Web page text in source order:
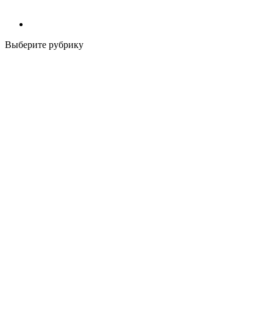
Выберите рубрику